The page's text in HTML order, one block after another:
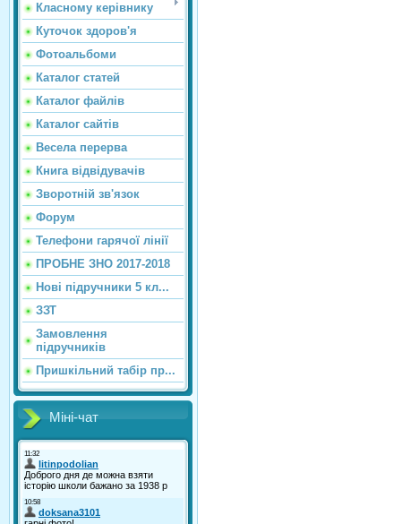
Класному керівнику
Куточок здоров'я
Фотоальбоми
Каталог статей
Каталог файлів
Каталог сайтiв
Весела перерва
Книга відвідувачів
Зворотній зв'язок
Форум
Телефони гарячої лінії
ПРОБНЕ ЗНО 2017-2018
Нові підручники 5 кл...
ЗЗТ
Замовлення
підручників
Пришкільний табір пр...
Міні-чат